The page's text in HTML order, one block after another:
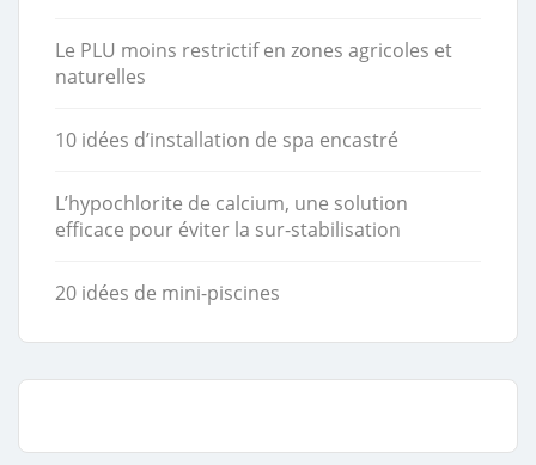
Le PLU moins restrictif en zones agricoles et
naturelles
10 idées d’installation de spa encastré
L’hypochlorite de calcium, une solution
efficace pour éviter la sur-stabilisation
20 idées de mini-piscines